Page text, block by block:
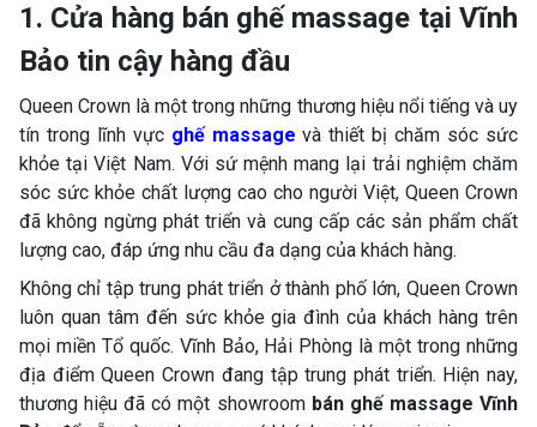
1. Cửa hàng bán ghế massage tại Vĩnh
Bảo tin cậy hàng đầu
Queen Crown là một trong những thương hiệu nổi tiếng và uy
tín trong lĩnh vực ghế massage và thiết bị chăm sóc sức
khỏe tại Việt Nam. Với sứ mệnh mang lại trải nghiệm chăm
sóc sức khỏe chất lượng cao cho người Việt, Queen Crown
đã không ngừng phát triển và cung cấp các sản phẩm chất
lượng cao, đáp ứng nhu cầu đa dạng của khách hàng.
Không chỉ tập trung phát triển ở thành phố lớn, Queen Crown
luôn quan tâm đến sức khỏe gia đình của khách hàng trên
mọi miền Tổ quốc. Vĩnh Bảo, Hải Phòng là một trong những
địa điểm Queen Crown đang tập trung phát triển. Hiện nay,
thương hiệu đã có một showroom bán ghế massage Vĩnh